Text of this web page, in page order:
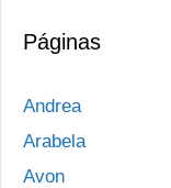
Páginas
Andrea
Arabela
Avon